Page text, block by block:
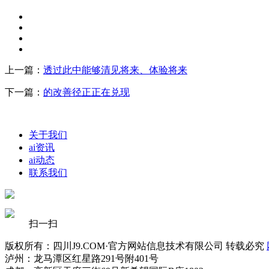
上一篇： 透过此中能够清见将来、体验将来
下一篇： 的改善径正正在兑现
关于我们
ai资讯
ai动态
联系我们
扫一扫
版权所有：四川J9.COM·官方网站信息技术有限公司 转载必究
泸州：龙马潭区红星路291号附401号